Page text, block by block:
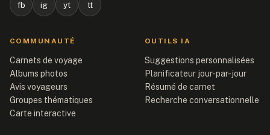
fb ig yt tt
COMMUNAUTÉ
Carnets de voyage
Albums photos
Avis voyageurs
Groupes thématiques
Carte interactive
OUTILS IA
Suggestions personnalisées
Planificateur jour-par-jour
Résumé de carnet
Recherche conversationnelle